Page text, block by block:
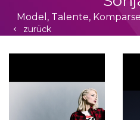
zurück
Model, Talente,